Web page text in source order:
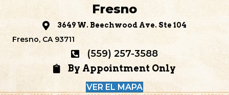
Fresno
3649 W. Beechwood Ave. Ste 104
Fresno, CA 93711
(559) 257-3588
By Appointment Only
VER EL MAPA